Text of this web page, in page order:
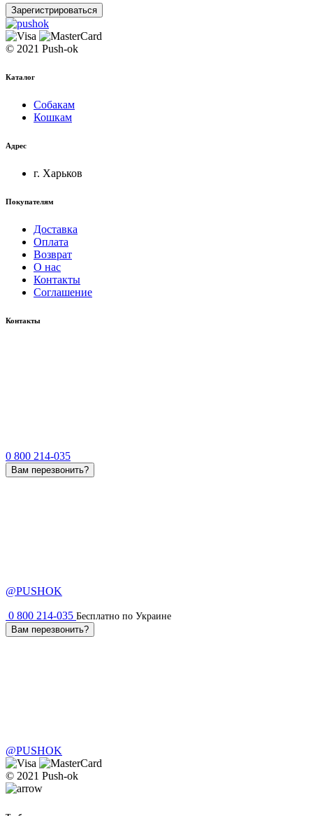
Зарегистрироваться
© 2021 Push-ok
Каталог
Собакам
Кошкам
Адрес
г. Харьков
Покупателям
Доставка
Оплата
Возврат
О нас
Контакты
Соглашение
Контакты
0 800 214-035
Вам перезвонить?
@PUSHOK
0 800 214-035 Бесплатно по Украине
Вам перезвонить?
@PUSHOK
© 2021 Push-ok